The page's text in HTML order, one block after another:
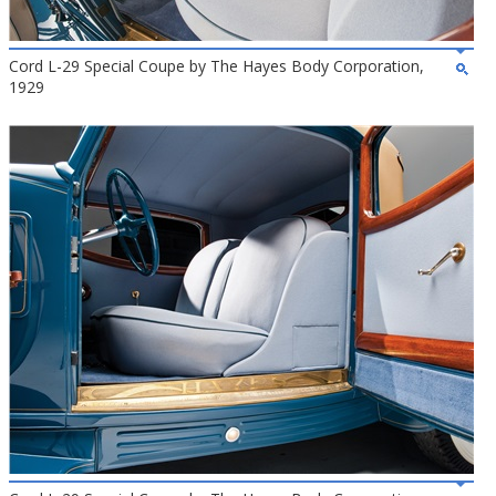
Cord L-29 Special Coupe by The Hayes Body Corporation,
1929